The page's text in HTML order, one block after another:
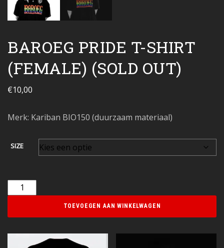
BAROEG PRIDE T-SHIRT
(FEMALE) (SOLD OUT)
€10,00
Merk: Kariban BIO150 (duurzaam materiaal)
SIZE
TOEVOEGEN AAN WINKELWAGEN